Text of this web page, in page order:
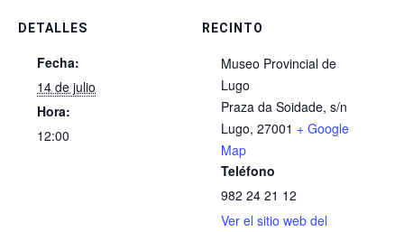
DETALLES
Fecha:
14 de julio
Hora:
12:00
RECINTO
Museo Provincial de
Lugo
Praza da Soidade, s/n
Lugo, 27001 + Google
Map
Teléfono
982 24 21 12
Ver el sitio web del